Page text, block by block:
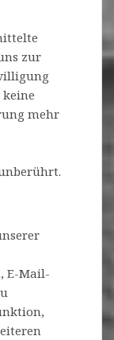
zur
mehr
E-Mail-